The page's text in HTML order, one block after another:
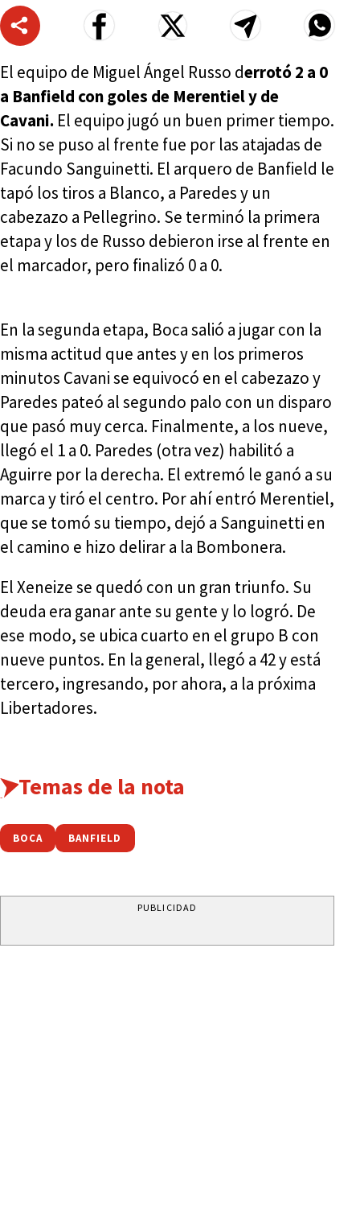
El equipo de Miguel Ángel Russo derrotó 2 a 0
a Banfield con goles de Merentiel y de
Cavani. El equipo jugó un buen primer tiempo.
Si no se puso al frente fue por las atajadas de
Facundo Sanguinetti. El arquero de Banfield le
tapó los tiros a Blanco, a Paredes y un
cabezazo a Pellegrino. Se terminó la primera
etapa y los de Russo debieron irse al frente en
el marcador, pero finalizó 0 a 0.
En la segunda etapa, Boca salió a jugar con la
misma actitud que antes y en los primeros
minutos Cavani se equivocó en el cabezazo y
Paredes pateó al segundo palo con un disparo
que pasó muy cerca. Finalmente, a los nueve,
llegó el 1 a 0. Paredes (otra vez) habilitó a
Aguirre por la derecha. El extremó le ganó a su
marca y tiró el centro. Por ahí entró Merentiel,
que se tomó su tiempo, dejó a Sanguinetti en
el camino e hizo delirar a la Bombonera.
El Xeneize se quedó con un gran triunfo. Su
deuda era ganar ante su gente y lo logró. De
ese modo, se ubica cuarto en el grupo B con
nueve puntos. En la general, llegó a 42 y está
tercero, ingresando, por ahora, a la próxima
Libertadores.
Temas de la nota
BOCA BANFIELD
PUBLICIDAD